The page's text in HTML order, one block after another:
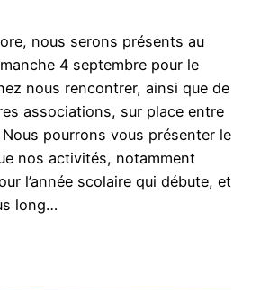
nous serons présents au
4 septembre pour le
nous rencontrer, ainsi que de
associations, sur place entre
pourrons vous présenter le
nos activités, notamment
l’année scolaire qui débute, et
long…